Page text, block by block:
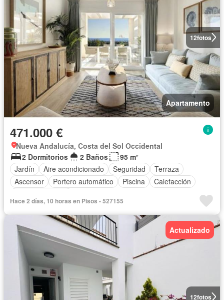
12fotos
Apartamento
471.000 €
Nueva Andalucía, Costa del Sol Occidental
2 Dormitorios
2 Baños
95 m²
Jardín
Aire acondicionado Seguridad
Terraza
Ascensor
Portero automático Piscina
Calefacción
Hace 2 días, 10 horas en Pisos - 527155
12fotos
Actualizado